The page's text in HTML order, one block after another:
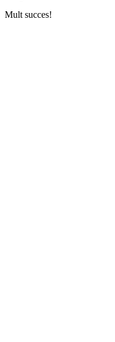
Mult succes!